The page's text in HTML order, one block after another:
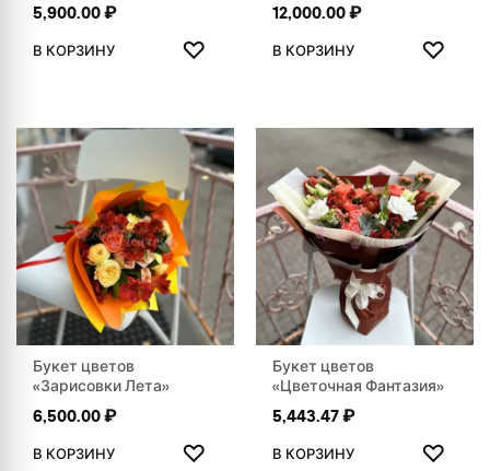
5,900.00₽
В КОРЗИНУ ♡
ДОБАВИТЬ В ИЗБРАННОЕ
12,000.00₽
В КОРЗИНУ ♡
Букет цветов
«Зарисовки Лета»
6,500.00₽
В КОРЗИНУ ♡
ДОБАВИТЬ В ИЗБРАННОЕ
Букет цветов
«Цветочная Фантазия»
5,443.47₽
В КОРЗИНУ ♡